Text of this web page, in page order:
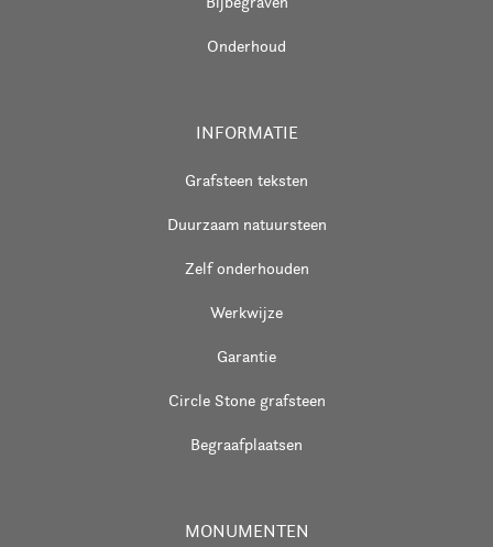
Onderhoud
INFORMATIE
Grafsteen teksten
Duurzaam natuursteen
Zelf onderhouden
Werkwijze
Garantie
Circle Stone grafsteen
Begraafplaatsen
MONUMENTEN